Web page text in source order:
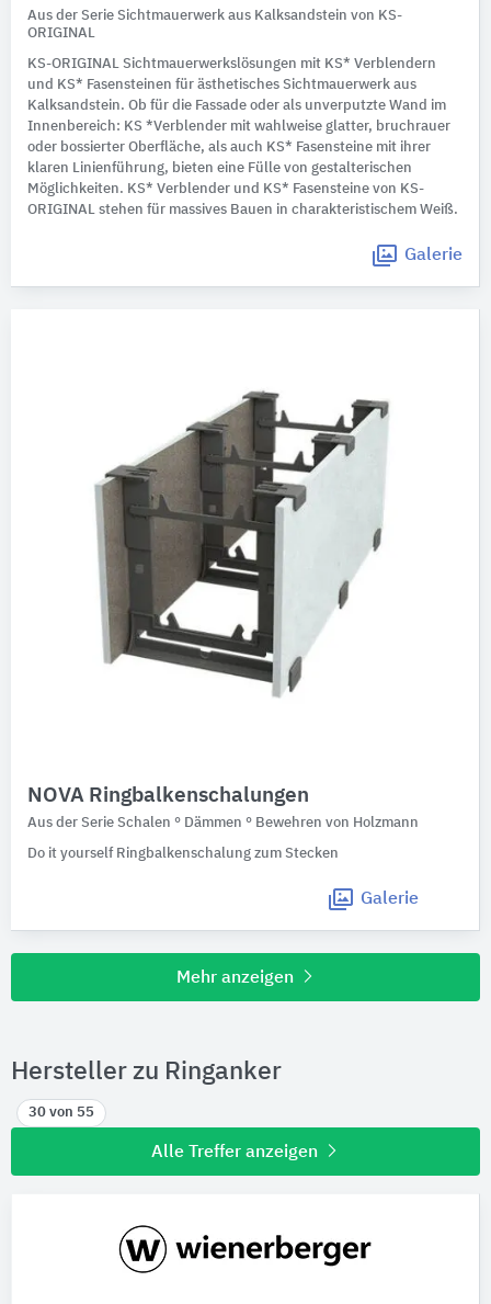
Aus der Serie Sichtmauerwerk aus Kalksandstein von KS-
ORIGINAL
KS-ORIGINAL Sichtmauerwerkslösungen mit KS* Verblendern
und KS* Fasensteinen für ästhetisches Sichtmauerwerk aus
Kalksandstein. Ob für die Fassade oder als unverputzte Wand im
Innenbereich: KS *Verblender mit wahlweise glatter, bruchrauer
oder bossierter Oberfläche, als auch KS* Fasensteine mit ihrer
klaren Linienführung, bieten eine Fülle von gestalterischen
Möglichkeiten. KS* Verblender und KS* Fasensteine von KS-
ORIGINAL stehen für massives Bauen in charakteristischem Weiß.
Galerie
NOVA Ringbalkenschalungen
Aus der Serie Schalen ° Dämmen ° Bewehren von Holzmann
Do it yourself Ringbalkenschalung zum Stecken
Galerie
Mehr anzeigen
Hersteller zu Ringanker
30 von 55
Alle Treffer anzeigen